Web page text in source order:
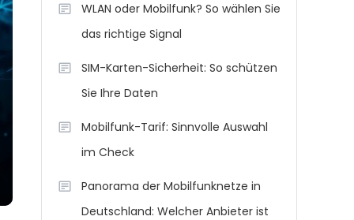
WLAN oder Mobilfunk? So wählen Sie
das richtige Signal
SIM-Karten-Sicherheit: So schützen
Sie Ihre Daten
Mobilfunk-Tarif: Sinnvolle Auswahl
im Check
Panorama der Mobilfunknetze in
Deutschland: Welcher Anbieter ist